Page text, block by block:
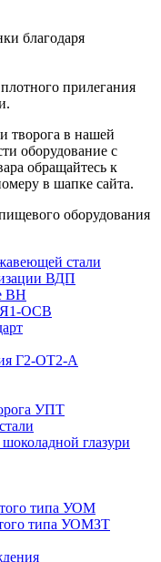
благодаря
прилегания
творога в нашей
оборудование с
обращайтесь к
в шапке сайта.
оборудования
стали
ВДП
ВН
Я1-ОСВ
Г2-ОТ2-А
УПТ
глазури
типа УОМ
типа УОМЗТ